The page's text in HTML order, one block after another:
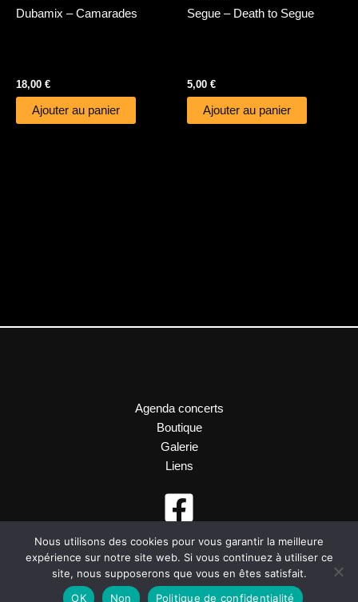
Dubamix – Camarades
18,00 €
Ajouter au panier
Segue – Death to Segue
5,00 €
Ajouter au panier
Agenda concerts
Boutique
Galerie
Liens
Nous utilisons des cookies pour vous garantir la meilleure
expérience sur notre site web. Si vous continuez à utiliser ce
site, nous supposerons que vous en êtes satisfait.
OK
Non Politique de confidentialité